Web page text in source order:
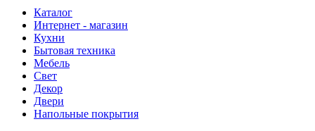
Каталог
Интернет - магазин
Кухни
Бытовая техника
Мебель
Свет
Декор
Двери
Напольные покрытия